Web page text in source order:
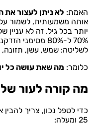
האמת: לא ניתן לעצור את
אותה משמעותית, לשמור על
יותר בכל גיל. זה לא
70% ל-80%
לשליטה: שמש, עשן, תזונה,
כלומר: מה שאת עושה כל
מה קורה לעור
כדי לטפל נכון, צריך
25 ומעלה: